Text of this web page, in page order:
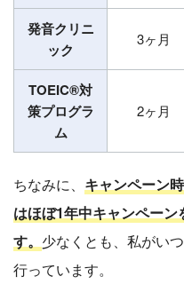
発音クリニ
ック
3ヶ月
TOEIC®対
策プログラ
ム
2ヶ月
ちなみに、 キャンペーン
はほぼ1年中キャンペーン
す。 少なくとも、私がい
行っています。